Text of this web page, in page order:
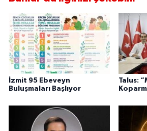
İzmit 95 Ebeveyn
Buluşmaları Başlıyor
Talus: